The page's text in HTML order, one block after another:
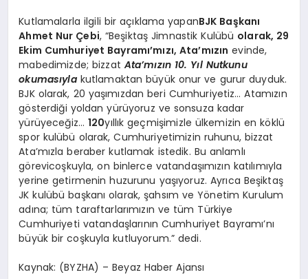
Kutlamalarla ilgili bir açıklama yapanBJK Başkanı
Ahmet Nur Çebi, “Beşiktaş Jimnastik Kulübü olarak, 29
Ekim Cumhuriyet Bayramı’mızı, Ata’mızın evinde,
mabedimizde; bizzatAta’mızın 10. Yıl Nutkunu
okumasıyla kutlamaktan büyük onur ve gurur duyduk.
BJK olarak, 20 yaşımızdan beri Cumhuriyetiz… Atamızın
gösterdiği yoldan yürüyoruz ve sonsuza kadar
yürüyeceğiz… 120yıllık geçmişimizle ülkemizin en köklü
spor kulübü olarak, Cumhuriyetimizin ruhunu, bizzat
Ata’mızla beraber kutlamak istedik. Bu anlamlı
görevicoşkuyla, on binlerce vatandaşımızın katılımıyla
yerine getirmenin huzurunu yaşıyoruz. Ayrıca Beşiktaş
JK kulübü başkanı olarak, şahsım ve Yönetim Kurulum
adına; tüm taraftarlarımızın ve tüm Türkiye
Cumhuriyeti vatandaşlarının Cumhuriyet Bayramı’nı
büyük bir coşkuyla kutluyorum.” dedi.
Kaynak: (BYZHA) – Beyaz Haber Ajansı